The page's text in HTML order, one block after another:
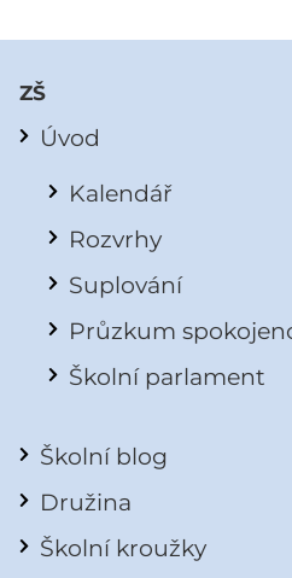
ZŠ
Úvod
Kalendář
Rozvrhy
Suplování
Průzkum
Školní parlament
Školní blog
Družina
Školní kroužky